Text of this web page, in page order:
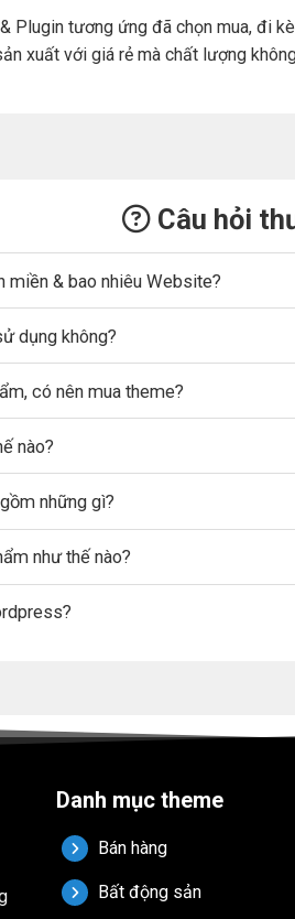
Plugin tương ứng đã chọn mua, đi
xuất với giá rẻ mà chất lượng
Câu hỏi
& bao nhiêu Website?
dụng không?
có nên mua theme?
nào?
những gì?
như thế nào?
Danh mục theme
Bán hàng
Bất động sản